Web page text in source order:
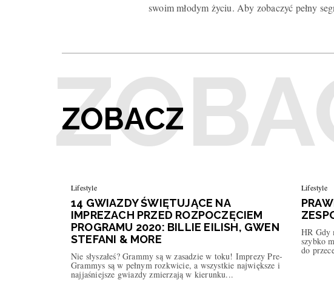
swoim młodym życiu. Aby zobaczyć pełny
ZOBACZ
Lifestyle
14 GWIAZDY ŚWIĘTUJĄCE NA
IMPREZACH PRZED ROZPOCZĘCIEM
PROGRAMU 2020: BILLIE EILISH, GWEN
STEFANI & MORE
Nie słyszałeś? Grammy są w zasadzie w toku! Imprezy Pre-
Grammys są w pełnym rozkwicie, a wszystkie największe i
najjaśniejsze gwiazdy zmierzają w kierunku...
Lifestyle
HR Gdy
szybko
do